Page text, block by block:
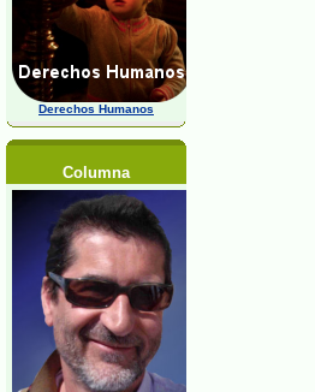
Derechos Humanos
Columna